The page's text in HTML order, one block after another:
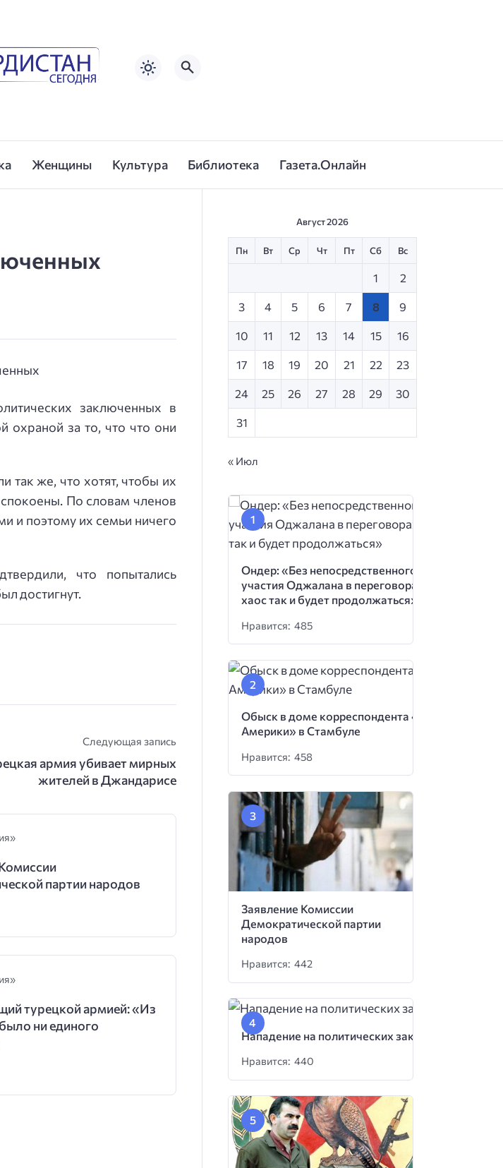
Женщины Культура Библиотека Газета.Онлайн
заключенных в
охраной за то, что что они
так же, что хотят, чтобы их
По словам членов
и поэтому их семьи ничего
что попытались
достигнут.
Следующая запись
армия убивает мирных
жителей в Джандарисе
партии народов
турецкой армией: «Из
ни единого
Август 2026
Пн Вт Ср Чт Пт Сб Вс
1 2
3 4 5 6 7 8 9
10 11 12 13 14 15 16
17 18 19 20 21 22 23
24 25 26 27 28 29 30
31
« Июл
Ондер: «Без непосредственного
участия Оджалана в переговорах
хаос так и будет продолжаться»
Нравится: 485
Обыск в доме корреспондента «Голоса
Америки» в Стамбуле
Нравится: 458
Заявление Комиссии
Демократической партии
народов
Нравится: 442
Нападение на политических заключенных
Нравится: 440